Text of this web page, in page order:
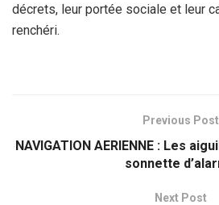
décrets, leur portée sociale et leur
renchéri.
Previous Post
NAVIGATION AERIENNE : Les
sonnette
Next Post